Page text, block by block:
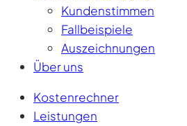
Kundenstimmen
Fallbeispiele
Auszeichnungen
Über uns
Kostenrechner
Leistungen